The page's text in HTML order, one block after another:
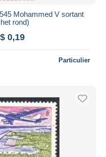
Mohammed V sortant
rond)
0,19
Particulier